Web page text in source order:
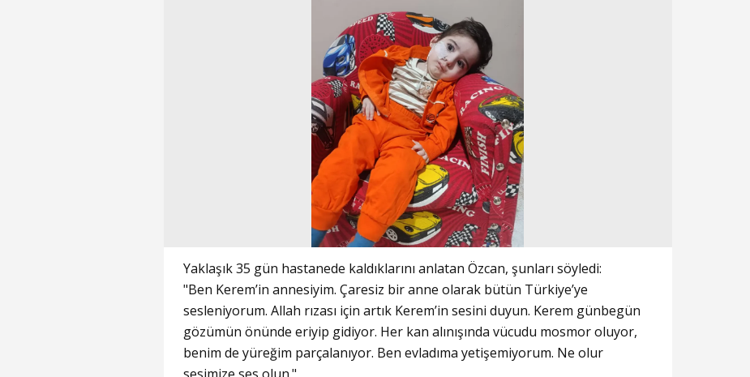
Yaklaşık 35 gün hastanede kaldıklarını anlatan Özcan, şunları söyledi:
"Ben Kerem’in annesiyim. Çaresiz bir anne olarak bütün Türkiye’ye
sesleniyorum. Allah rızası için artık Kerem’in sesini duyun. Kerem günbegün
gözümün önünde eriyip gidiyor. Her kan alınışında vücudu mosmor oluyor,
benim de yüreğim parçalanıyor. Ben evladıma yetişemiyorum. Ne olur